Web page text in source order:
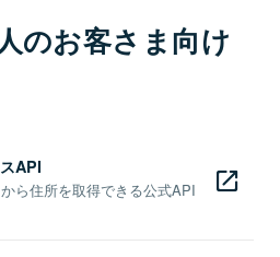
のお客さま向け
API
ら住所を取得できる公式API